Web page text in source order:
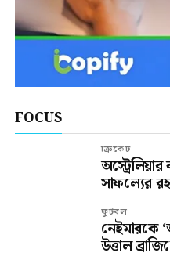
FOCUS
ক্রিকেট
সাফল্যের
ফুটবল
নেইমারকে
উত্তাল